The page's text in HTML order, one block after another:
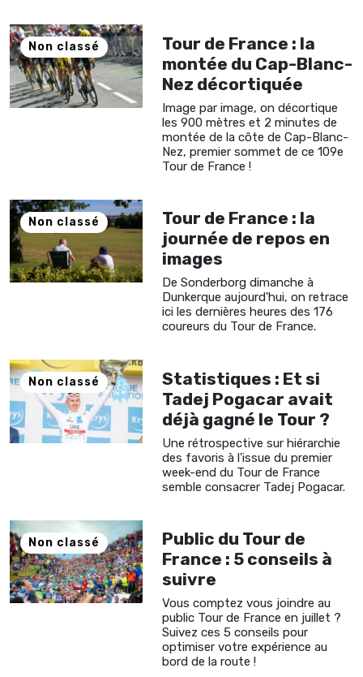
Non classé
Tour de France : la
montée du Cap-Blanc-
Nez décortiquée
Image par image, on décortique
les 900 mètres et 2 minutes de
montée de la côte de Cap-Blanc-
Nez, premier sommet de ce 109e
Tour de France !
Non classé
Tour de France : la
journée de repos en
images
De Sonderborg dimanche à
Dunkerque aujourd'hui, on retrace
ici les dernières heures des 176
coureurs du Tour de France.
Non classé
Statistiques : Et si
Tadej Pogacar avait
déjà gagné le Tour ?
Une rétrospective sur hiérarchie
des favoris à l'issue du premier
week-end du Tour de France
semble consacrer Tadej Pogacar.
Non classé
Public du Tour de
France : 5 conseils à
suivre
Vous comptez vous joindre au
public Tour de France en juillet ?
Suivez ces 5 conseils pour
optimiser votre expérience au
bord de la route !